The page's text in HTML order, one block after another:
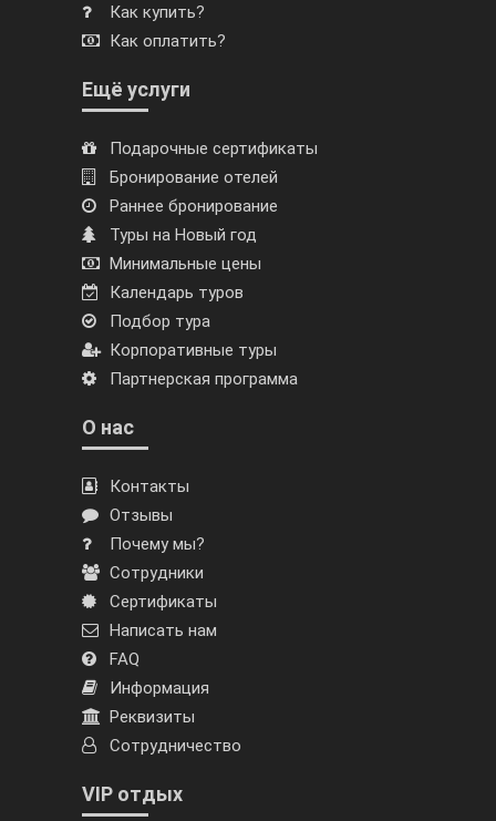
Как купить?
Как оплатить?
Ещё услуги
Подарочные сертификаты
Бронирование отелей
Раннее бронирование
Туры на Новый год
Минимальные цены
Календарь туров
Подбор тура
Корпоративные туры
Партнерская программа
О нас
Контакты
Отзывы
Почему мы?
Сотрудники
Сертификаты
Написать нам
FAQ
Информация
Реквизиты
Сотрудничество
VIP отдых